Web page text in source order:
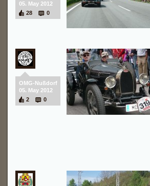
05. May 2012
28
0
OMG-Nußdorf
05. May 2012
2
0